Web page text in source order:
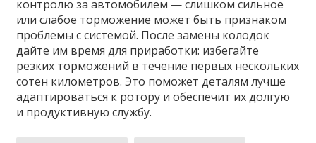
контролю за автомобилем — слишком сильное
или слабое торможение может быть признаком
проблемы с системой. После замены колодок
дайте им время для приработки: избегайте
резких торможений в течение первых нескольких
сотен километров. Это поможет деталям лучше
адаптироваться к ротору и обеспечит их долгую
и продуктивную службу.